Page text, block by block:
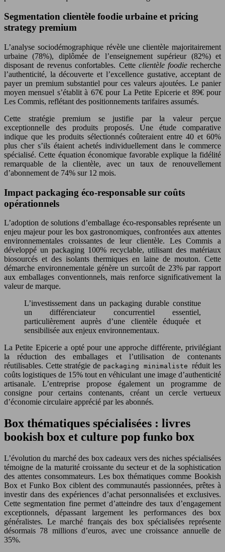
Segmentation clientèle foodie urbaine et pricing
strategy premium
L’analyse sociodémographique révèle une clientèle majoritairement
urbaine (78%), diplômée de l’enseignement supérieur (82%) et
disposant de revenus confortables. Cette clientèle foodierecherche
l’authenticité, la découverte et l’excellence gustative, acceptant de
payer un premium substantiel pour ces valeurs ajoutées. Le panier
moyen mensuel s’établit à 67€ pour La Petite Epicerie et 89€ pour
Les Commis, reflétant des positionnements tarifaires assumés.
Cette stratégie premium se justifie par la valeur perçue
exceptionnelle des produits proposés. Une étude comparative
indique que les produits sélectionnés coûteraient entre 40 et 60%
plus cher s’ils étaient achetés individuellement dans le commerce
spécialisé. Cette équation économique favorable explique la fidélité
remarquable de la clientèle, avec un taux de renouvellement
d’abonnement de 74% sur 12 mois.
Impact packaging éco-responsable sur coûts
opérationnels
L’adoption de solutions d’emballage éco-responsables représente un
enjeu majeur pour les box gastronomiques, confrontées aux attentes
environnementales croissantes de leur clientèle. Les Commis a
développé un packaging 100% recyclable, utilisant des matériaux
biosourcés et des isolants thermiques en laine de mouton. Cette
démarche environnementale génère un surcoût de 23% par rapport
aux emballages conventionnels, mais renforce significativement la
valeur de marque.
L’investissement dans un packaging durable constitue
un différenciateur concurrentiel essentiel,
particulièrement auprès d’une clientèle éduquée et
sensibilisée aux enjeux environnementaux.
La Petite Epicerie a opté pour une approche différente, privilégiant
la réduction des emballages et l’utilisation de contenants
réutilisables. Cette stratégie de packaging minimalisteréduit les
coûts logistiques de 15% tout en véhiculant une image d’authenticité
artisanale. L’entreprise propose également un programme de
consigne pour certains contenants, créant un cercle vertueux
d’économie circulaire apprécié par les abonnés.
Box thématiques spécialisées : livres
bookish box et culture pop funko box
L’évolution du marché des box cadeaux vers des niches spécialisées
témoigne de la maturité croissante du secteur et de la sophistication
des attentes consommateurs. Les box thématiques comme Bookish
Box et Funko Box ciblent des communautés passionnées, prêtes à
investir dans des expériences d’achat personnalisées et exclusives.
Cette segmentation fine permet d’atteindre des taux d’engagement
exceptionnels, dépassant largement les performances des box
généralistes. Le marché français des box spécialisées représente
désormais 78 millions d’euros, avec une croissance annuelle de
35%.